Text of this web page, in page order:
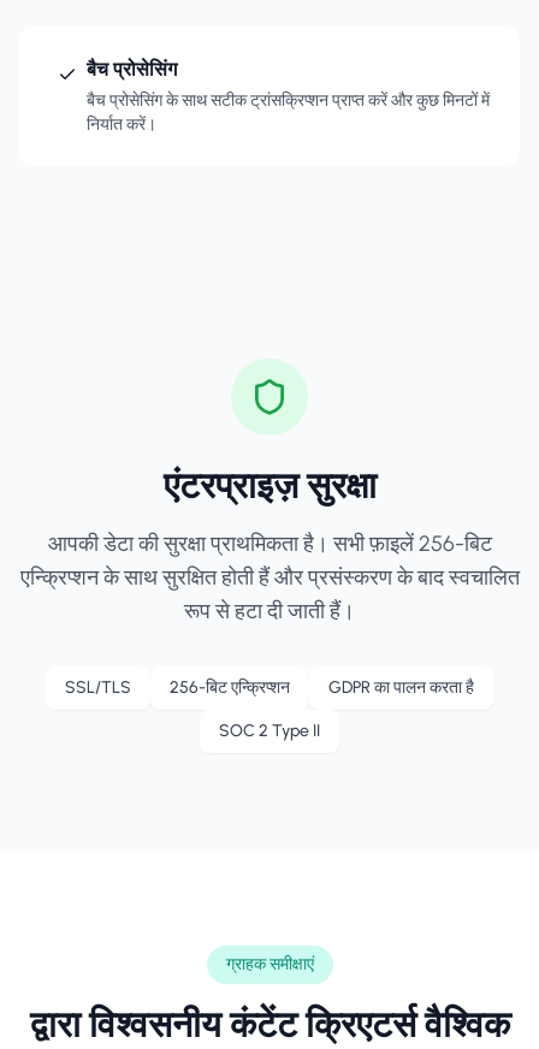
बैच प्रोसेसिंग
बैच प्रोसेसिंग के साथ सटीक ट्रांसक्रिप्शन प्राप्त करें और कुछ मिनटों में
निर्यात करें।
एंटरप्राइज़ सुरक्षा
आपकी डेटा की सुरक्षा प्राथमिकता है। सभी फ़ाइलें 256-बिट
एन्क्रिप्शन के साथ सुरक्षित होती हैं और प्रसंस्करण के बाद स्वचालित
रूप से हटा दी जाती हैं।
SSL/TLS 256-बिट एन्क्रिप्शन GDPR का पालन करता है
SOC 2 Type II
ग्राहक समीक्षाएं
द्वारा विश्वसनीयकंटेंट क्रिएटर्सवैश्विक